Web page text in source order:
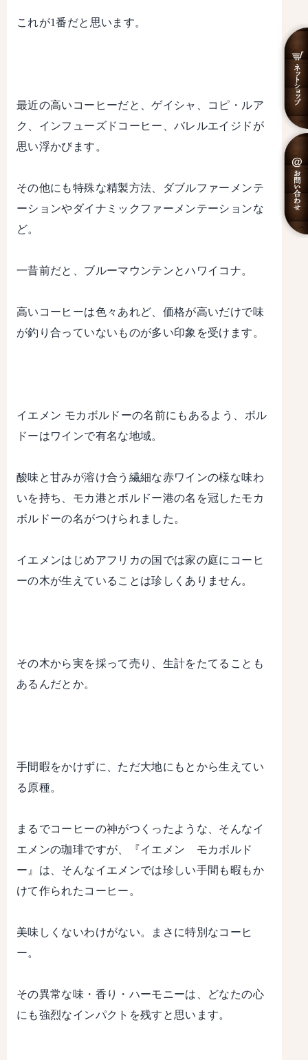
これが1番だと思います。
最近の高いコーヒーだと、ゲイシャ、コピ・ルア
ク、インフューズドコーヒー、バレルエイジドが
思い浮かびます。
その他にも特殊な精製方法、ダブルファーメンテ
ーションやダイナミックファーメンテーションな
ど。
一昔前だと、ブルーマウンテンとハワイコナ。
高いコーヒーは色々あれど、価格が高いだけで味
が釣り合っていないものが多い印象を受けます。
イエメン モカボルドーの名前にもあるよう、ボル
ドーはワインで有名な地域。
酸味と甘みが溶け合う繊細な赤ワインの様な味わ
いを持ち、モカ港とボルドー港の名を冠したモカ
ボルドーの名がつけられました。
イエメンはじめアフリカの国では家の庭にコーヒ
ーの木が生えていることは珍しくありません。
その木から実を採って売り、生計をたてることも
あるんだとか。
手間暇をかけずに、ただ大地にもとから生えてい
る原種。
まるでコーヒーの神がつくったような、そんなイ
エメンの珈琲ですが、『イエメン モカボルド
ー』は、そんなイエメンでは珍しい手間も暇もか
けて作られたコーヒー。
美味しくないわけがない。まさに特別なコーヒ
ー。
その異常な味・香り・ハーモニーは、どなたの心
にも強烈なインパクトを残すと思います。